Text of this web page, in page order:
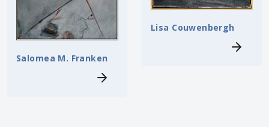
Salomea M. Franken
Lisa Couwenbergh